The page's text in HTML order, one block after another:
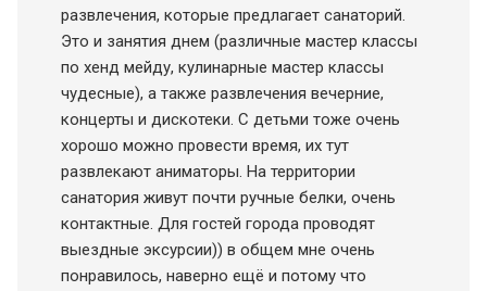
развлечения, которые предлагает санаторий.
Это и занятия днем (различные мастер классы
по хенд мейду, кулинарные мастер классы
чудесные), а также развлечения вечерние,
концерты и дискотеки. С детьми тоже очень
хорошо можно провести время, их тут
развлекают аниматоры. На территории
санатория живут почти ручные белки, очень
контактные. Для гостей города проводят
выездные эксурсии)) в общем мне очень
понравилось, наверно ещё и потому что